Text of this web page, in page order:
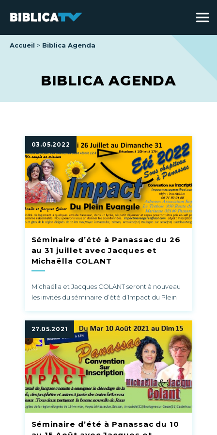
Accueil Biblica Agenda
BIBLICA AGENDA
03.05.2022
Séminaire d’été à Panassac du 26
au 31 juillet avec Jacques et
Michaëlla COLANT
Michaëlla et Jacques COLANT seront à nouveau
les invités du séminaire d’été d’Impact du Plein
Messianique La torah ; le mystère dévoilé.
Chaque lettre, chaque mot, chaque phrase
porte la puissance de l’éternité. Le créateur de
l’univers, et de tout ceci existe révèle la fabuleuse
histoire du Messie. Sa puissance, sa grandeur, son
humanité, sa divinité. Voulez-vous apprendre ses
secrets? Rejoignez nous lors de cet fantastique
conférence. Réunions à 10 h à et à 17 heures
Renseignements et inscriptions : Tel 06.71.20.94.66
Adresse Postale : Association Impact du plein
27.05.2021
Séminaire d’été à Panassac du 10